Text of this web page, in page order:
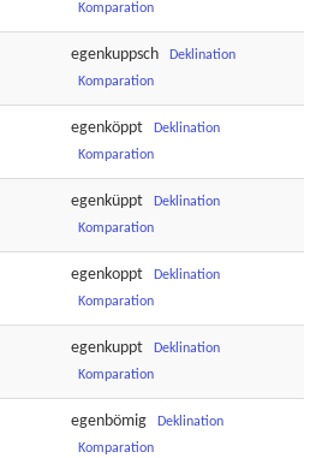
Komparation
egenkuppsch
Deklination
Komparation
egenköppt
Deklination
Komparation
egenküppt
Deklination
Komparation
egenkoppt
Deklination
Komparation
egenkuppt
Deklination
Komparation
egenbömig
Deklination
Komparation